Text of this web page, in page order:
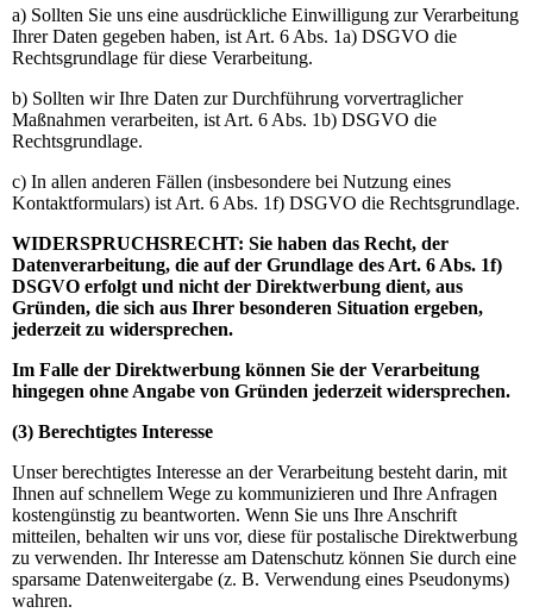
a) Sollten Sie uns eine ausdrückliche Einwilligung zur Verarbeitung
Ihrer Daten gegeben haben, ist Art. 6 Abs. 1a) DSGVO die
Rechtsgrundlage für diese Verarbeitung.
b) Sollten wir Ihre Daten zur Durchführung vorvertraglicher
Maßnahmen verarbeiten, ist Art. 6 Abs. 1b) DSGVO die
Rechtsgrundlage.
c) In allen anderen Fällen (insbesondere bei Nutzung eines
Kontaktformulars) ist Art. 6 Abs. 1f) DSGVO die Rechtsgrundlage.
WIDERSPRUCHSRECHT: Sie haben das Recht, der
Datenverarbeitung, die auf der Grundlage des Art. 6 Abs. 1f)
DSGVO erfolgt und nicht der Direktwerbung dient, aus
Gründen, die sich aus Ihrer besonderen Situation ergeben,
jederzeit zu widersprechen.
Im Falle der Direktwerbung können Sie der Verarbeitung
hingegen ohne Angabe von Gründen jederzeit widersprechen.
(3) Berechtigtes Interesse
Unser berechtigtes Interesse an der Verarbeitung besteht darin, mit
Ihnen auf schnellem Wege zu kommunizieren und Ihre Anfragen
kostengünstig zu beantworten. Wenn Sie uns Ihre Anschrift
mitteilen, behalten wir uns vor, diese für postalische Direktwerbung
zu verwenden. Ihr Interesse am Datenschutz können Sie durch eine
sparsame Datenweitergabe (z. B. Verwendung eines Pseudonyms)
wahren.